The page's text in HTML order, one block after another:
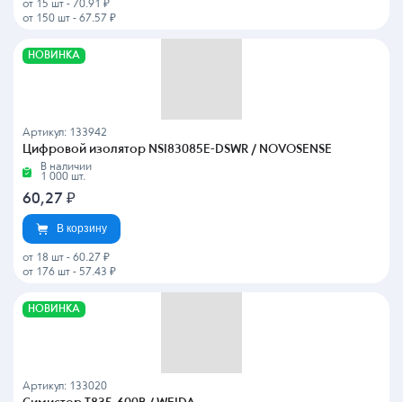
от 15 шт - 70.91 ₽
от 150 шт - 67.57 ₽
НОВИНКА
Артикул: 133942
Цифровой изолятор NSI83085E-DSWR / NOVOSENSE
В наличии
1 000 шт.
60,27 ₽
В корзину
от 18 шт - 60.27 ₽
от 176 шт - 57.43 ₽
НОВИНКА
Артикул: 133020